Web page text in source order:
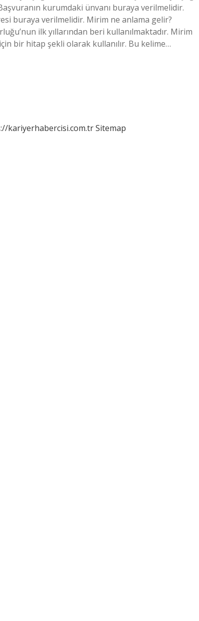
kurumdaki ünvanı buraya verilmelidir.
buraya verilmelidir. Mirim ne anlama gelir?
ilk yıllarından beri kullanılmaktadır. Mirim
bir hitap şekli olarak kullanılır. Bu kelime…
kariyerhabercisi.com.trSitemap